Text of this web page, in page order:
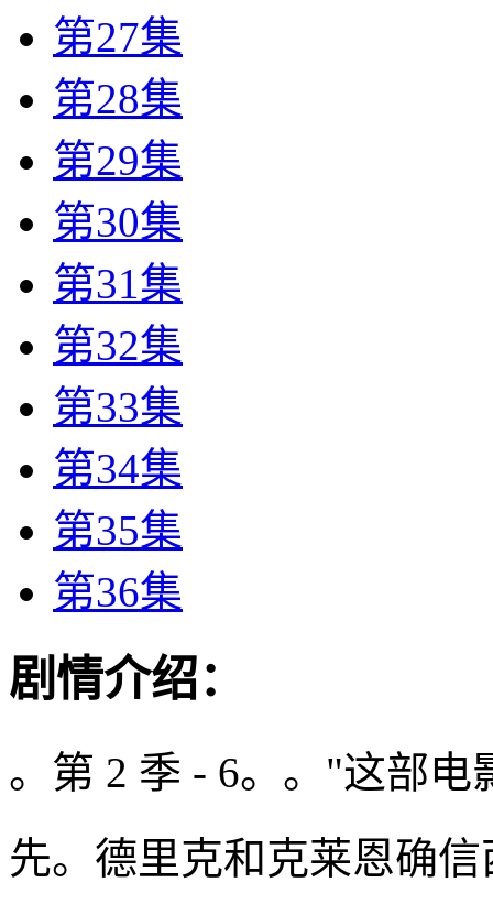
第27集
第28集
第29集
第30集
第31集
第32集
第33集
第34集
第35集
第36集
剧情介绍：
。第 2 季 - 6。。"这部
先。德里克和克莱恩确